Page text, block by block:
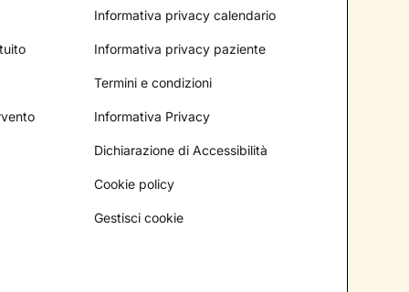
Informativa privacy calendario
Informativa privacy paziente
Termini e condizioni
Informativa Privacy
Dichiarazione di Accessibilità
Cookie policy
Gestisci cookie